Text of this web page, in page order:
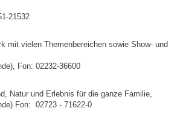
21532
mit vielen Themenbereichen sowie Show- und
Fon: 02232-36600
Natur und Erlebnis für die ganze Familie,
Fon: 02723 - 71622-0